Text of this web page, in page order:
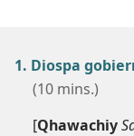
1. Diospa
(10 mins.)
[Qhawachiy